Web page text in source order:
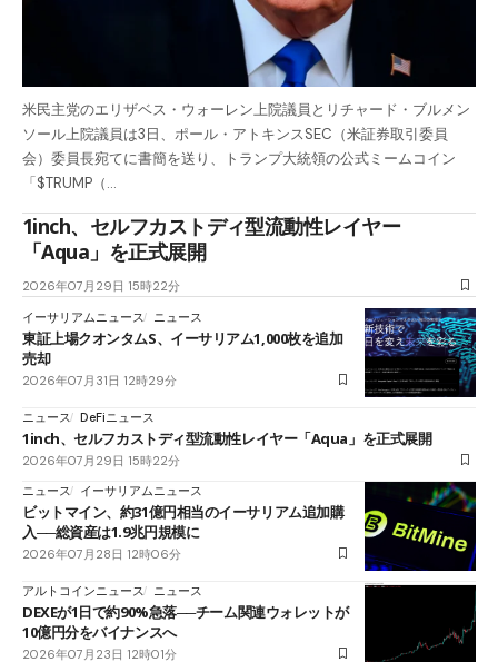
米民主党のエリザベス・ウォーレン上院議員とリチャード・ブルメン
ソール上院議員は3日、ポール・アトキンスSEC（米証券取引委員
会）委員長宛てに書簡を送り、トランプ大統領の公式ミームコイン
「$TRUMP（…
1inch、セルフカストディ型流動性レイヤー
「Aqua」を正式展開
2026年07月29日 15時22分
イーサリアムニュース
ニュース
東証上場クオンタムS、イーサリアム1,000枚を追加
売却
2026年07月31日 12時29分
ニュース DeFiニュース
1inch、セルフカストディ型流動性レイヤー「Aqua」を正式展開
2026年07月29日 15時22分
ニュース
イーサリアムニュース
ビットマイン、約31億円相当のイーサリアム追加購
入──総資産は1.9兆円規模に
2026年07月28日 12時06分
アルトコインニュース ニュース
DEXEが1日で約90%急落──チーム関連ウォレットが
10億円分をバイナンスへ
2026年07月23日 12時01分